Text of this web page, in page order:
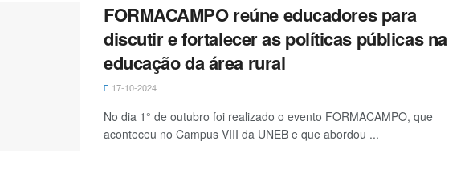
FORMACAMPO reúne educadores para
discutir e fortalecer as políticas públicas na
educação da área rural
17-10-2024
No dia 1° de outubro foi realizado o evento FORMACAMPO, que
aconteceu no Campus VIII da UNEB e que abordou ...